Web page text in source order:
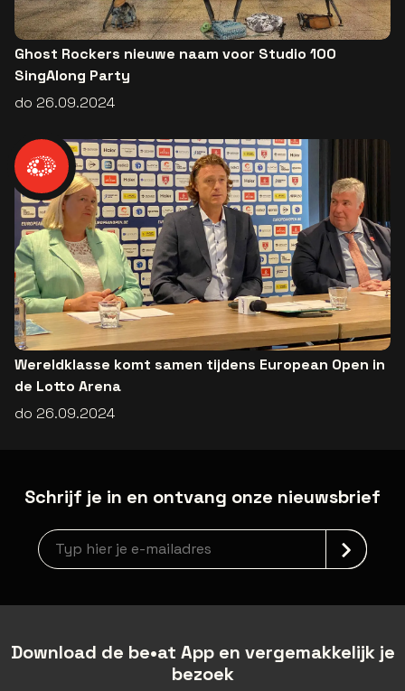
Ghost Rockers nieuwe naam voor Studio 100
SingAlong Party
do 26.09.2024
Wereldklasse komt samen tijdens European Open in
de Lotto Arena
do 26.09.2024
Schrijf je in en ontvang onze nieuwsbrief
Nieuwsbrief aanmelding
Download de be•at App en vergemakkelijk je
bezoek